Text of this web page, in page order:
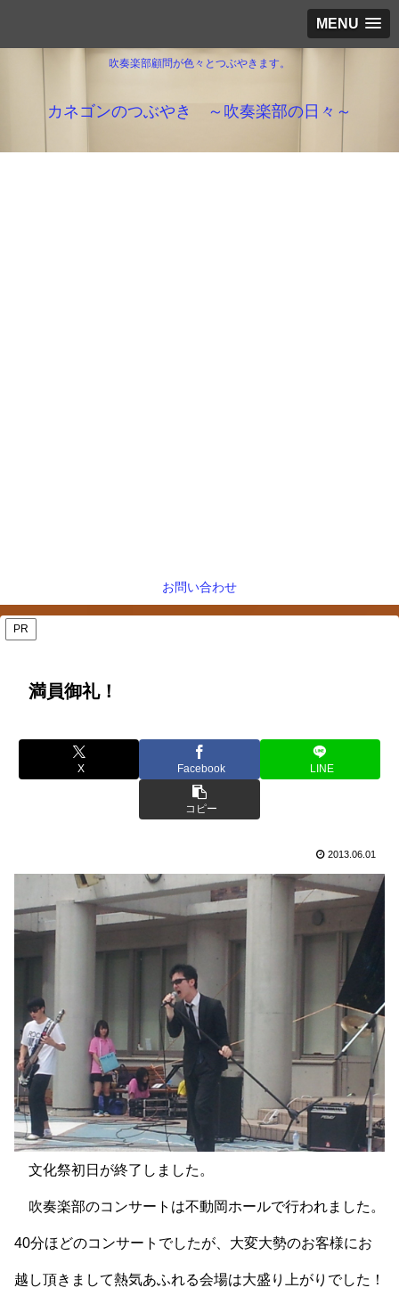
MENU
吹奏楽部顧問が色々とつぶやきます。
カネゴンのつぶやき ～吹奏楽部の日々～
お問い合わせ
PR
満員御礼！
X Facebook LINE
コピー
2013.06.01
文化祭初日が終了しました。
吹奏楽部のコンサートは不動岡ホールで行われました。
40分ほどのコンサートでしたが、大変大勢のお客様にお
越し頂きまして熱気あふれる会場は大盛り上がりでした！